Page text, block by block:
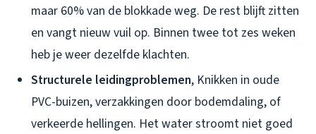
maar 60% van de blokkade weg. De rest blijft zitten
en vangt nieuw vuil op. Binnen twee tot zes weken
heb je weer dezelfde klachten.
Structurele leidingproblemen, Knikken in oude
PVC-buizen, verzakkingen door bodemdaling, of
verkeerde hellingen. Het water stroomt niet goed